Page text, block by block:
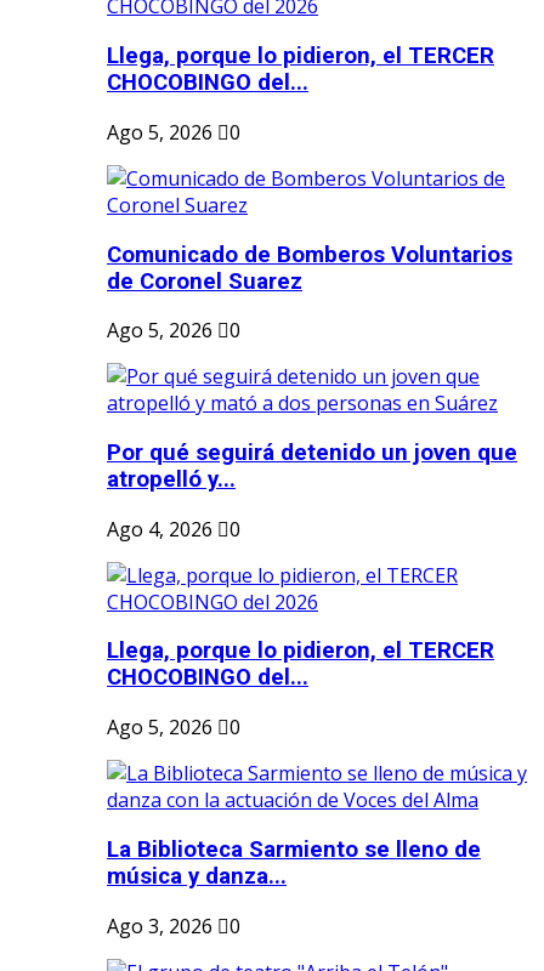
Llega, porque lo pidieron, el TERCER
CHOCOBINGO del...
Ago 5, 2026
0
Comunicado de Bomberos Voluntarios
de Coronel Suarez
Ago 5, 2026
0
Por qué seguirá detenido un joven que
atropelló y...
Ago 4, 2026
0
Llega, porque lo pidieron, el TERCER
CHOCOBINGO del...
Ago 5, 2026
0
La Biblioteca Sarmiento se lleno de
música y danza...
Ago 3, 2026
0